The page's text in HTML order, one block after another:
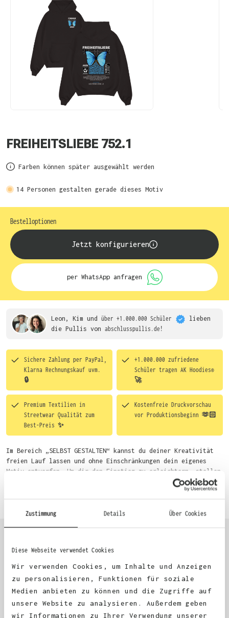
Zustimmung Details Über Cookies
Diese Webseite verwendet Cookies
Wir verwenden Cookies, um Inhalte und Anzeigen
zu personalisieren, Funktionen für soziale
Medien anbieten zu können und die Zugriffe auf
unsere Website zu analysieren. Außerdem geben
wir Informationen zu Ihrer Verwendung unserer
FREIHEITSLIEBE 752.1
Farben können später ausgewählt werden
14 Personen gestalten gerade dieses Motiv
Bestelloptionen
Jetzt konfigurieren
per WhatsApp anfragen
Leon, Kim und über +1.000.000 Schüler
lieben
die Pullis von abschlusspullis.de!
Sichere Zahlung per PayPal,
Klarna Rechnungskauf uvm.
🔒
+1.000.000 zufriedene
Schüler tragen AK Hoodies®
🚀
Premium Textilien in
Streetwear Qualität zum
Best-Preis ✨
Kostenfreie Druckvorschau
vor Produktionsbeginn 🫶🏻
Im Bereich „SELBST GESTALTEN“ kannst du deiner Kreativität
freien Lauf lassen und ohne Einschränkungen dein eigenes
Motiv entwerfen. Um dir den Einstieg zu erleichtern, stellen
wir eine von unseren Designern vorgefertigte Vorlage bereit.
Wähle einfach deine Wunsch-Produkte auf dieser Seite aus und
du auch bequem über das Bestellformular, per E-Mail oder
KUNDEN FEEDBACK 🫶
Excellent